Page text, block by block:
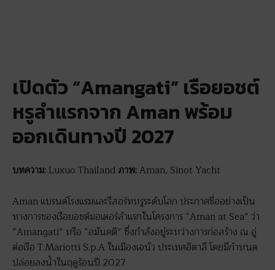
เปิดตัว “Amangati” เรือยอชต์
หรูลำแรกจาก Aman พร้อม
ออกเดินทางปี 2027
บทความ: Luxuo Thailand ภาพ:Aman, Sinot Yacht
Aman แบรนด์โรงแรมและรีสอร์ทหรูระดับโลก ประกาศชื่ออย่างเป็น
ทางการของเรือยอชต์มอเตอร์ลำแรกในโครงการ “Aman at Sea” ว่า
“Amangati” หรือ “อมันคติ” ซึ่งกำลังอยู่ระหว่างการก่อสร้าง ณ อู่
ต่อเรือ T.Mariotti S.p.A ในเมืองเจนัว ประเทศอิตาลี โดยมีกำหนด
ปล่อยลงน้ำในฤดูร้อนปี 2027